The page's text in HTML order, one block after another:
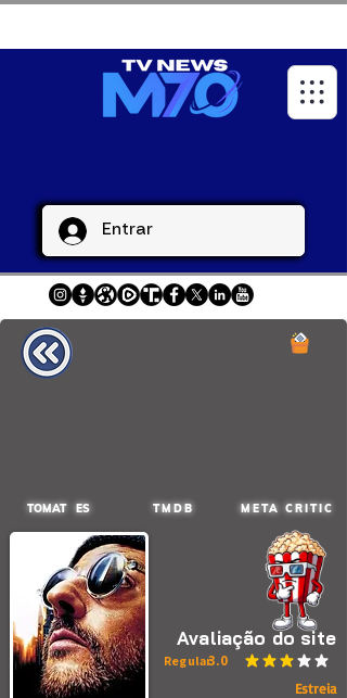
Entrar
TOMAT ES TMDB META CRITIC
Avaliação do site
3.0
classificação média é
Regular
Estreia